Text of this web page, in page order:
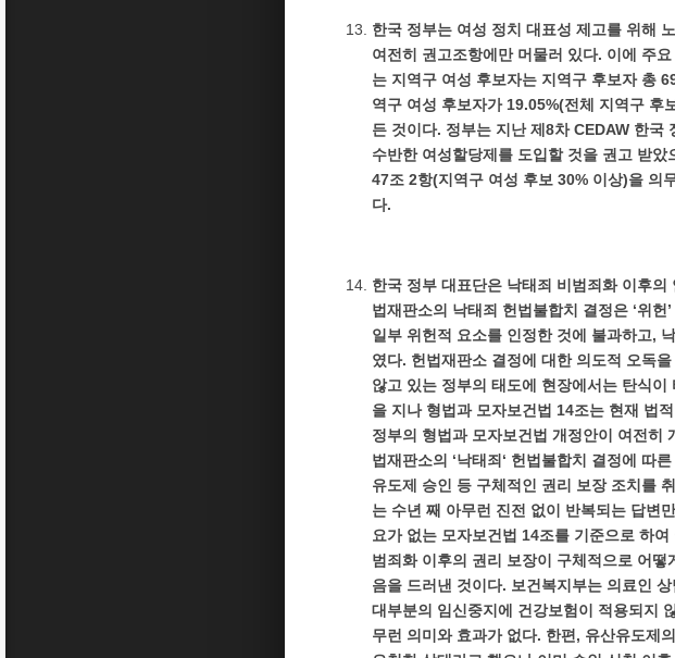
한국 정부는 여성 정치 대표성 제고를 위해
여전히 권고조항에만 머물러 있다. ​이에 주
는 지역구 여성 후보자는 지역구 후보자 총
역구 여성 후보자가 19.05%(전체 지역구 후
든 것이다. 정부는 지난 제8차 CEDAW 한국
수반한 여성할당제를 도입할 것을 권고 받
47조 2항(지역구 여성 후보 30% 이상)을 의
다.
한국 정부 대표단은 낙태죄 비범죄화 이후
법재판소의 낙태죄 헌법불합치 결정은 ‘위
일부 위헌적 요소를 인정한 것에 불과하고,
였다. 헌법재판소 결정에 대한 의도적 오독
않고 있는 정부의 태도에 현장에서는 탄식
을 지나 형법과 모자보건법 14조는 현재 법
정부의 형법과 모자보건법 개정안이 여전히
법재판소의 ‘낙태죄‘ 헌법불합치 결정에 따
유도제 승인 등 구체적인 권리 보장 조치를
는 수년 째 아무런 진전 없이 반복되는 답변
요가 없는 모자보건법 14조를 기준으로 하
범죄화 이후의 권리 보장이 구체적으로 어
음을 드러낸 것이다. 보건복지부는 의료인
대부분의 임신중지에 건강보험이 적용되지
무런 의미와 효과가 없다. 한편, 유산유도제